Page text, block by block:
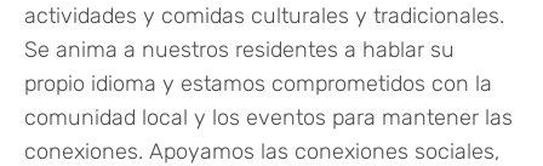
actividades y comidas culturales y tradicionales.
Se anima a nuestros residentes a hablar su
propio idioma y estamos comprometidos con la
comunidad local y los eventos para mantener las
conexiones. Apoyamos las conexiones sociales,